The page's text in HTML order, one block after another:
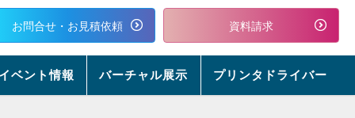
お問合せ・お見積依頼 資料請求
ベント情報 バーチャル展示 プリンタドライバー